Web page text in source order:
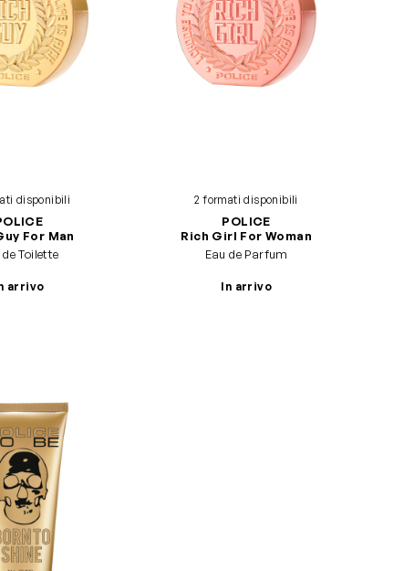
disponibili
For Man
de Toilette
arrivo
2 formati disponibili
POLICE
Rich Girl For Woman
Eau de Parfum
In arrivo